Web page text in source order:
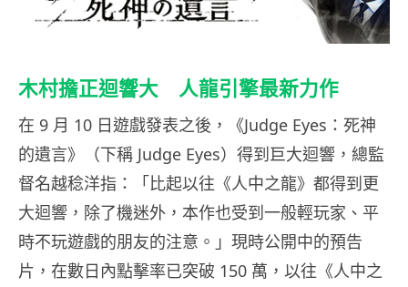
木村擔正迴響大 人龍引擎最新力作
在 9 月 10 日遊戲發表之後，《Judge Eyes：死神
的遺言》（下稱 Judge Eyes）得到巨大迴響，總監
督名越稔洋指：「比起以往《人中之龍》都得到更
大迴響，除了機迷外，本作也受到一般輕玩家、平
時不玩遊戲的朋友的注意。」現時公開中的預告
片，在數日內點擊率已突破 150 萬，以往《人中之